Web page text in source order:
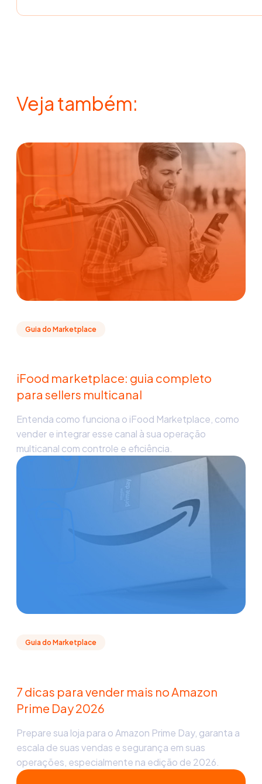
Veja também:
Guia do Marketplace
iFood marketplace: guia completo
para sellers multicanal
Entenda como funciona o iFood Marketplace, como
vender e integrar esse canal à sua operação
multicanal com controle e eficiência.
Guia do Marketplace
7 dicas para vender mais no Amazon
Prime Day 2026
Prepare sua loja para o Amazon Prime Day, garanta a
escala de suas vendas e segurança em suas
operações, especialmente na edição de 2026.